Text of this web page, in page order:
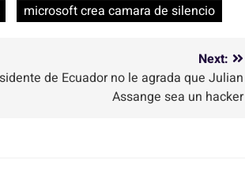
microsoft crea camara de silencio
Next:
de Ecuador no le agrada que Julian
Assange sea un hacker